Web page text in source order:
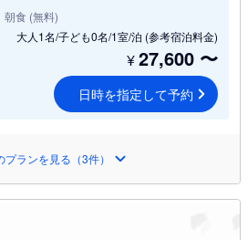
朝食 (無料)
大人1名/子ども0名/1室/泊 (参考宿泊料金)
¥27,600 〜
日時を指定して予約
プランを見る（3件）